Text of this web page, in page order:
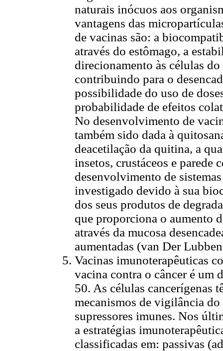
naturais inócuos aos
vantagens das
de vacinas são: a
através do estômago, a
direcionamento às células
contribuindo para o
possibilidade do uso de
probabilidade de efeitos
No desenvolvimento de
também sido dada à
deacetilação da quitina, a
insetos, crustáceos e parede
desenvolvimento de
investigado devido à sua
dos seus produtos de
que proporciona o aumento
através da mucosa
aumentadas (van Der
Vacinas imunoterapêuticas
vacina contra o câncer é um
50. As células cancerígenas
mecanismos de vigilância do
supressores imunes. Nos
a estratégias
classificadas em: passivas